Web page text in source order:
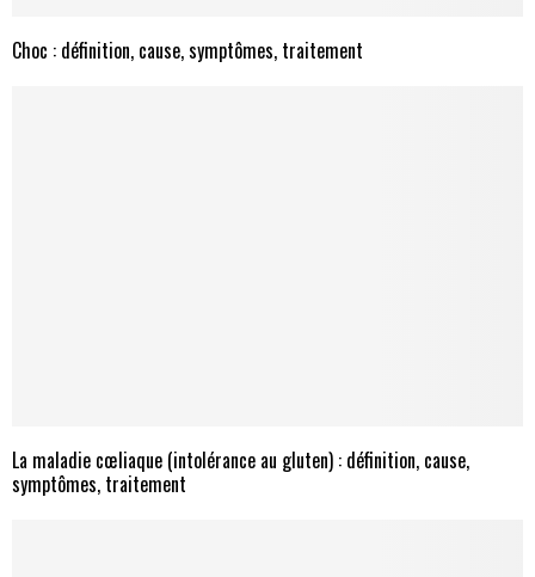
Choc : définition, cause, symptômes, traitement
La maladie cœliaque (intolérance au gluten) : définition, cause,
symptômes, traitement